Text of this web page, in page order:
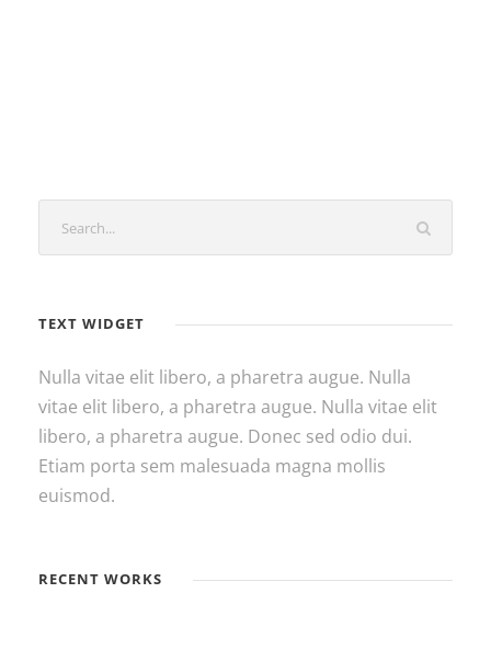
TEXT WIDGET
Nulla vitae elit libero, a pharetra augue. Nulla
vitae elit libero, a pharetra augue. Nulla vitae elit
libero, a pharetra augue. Donec sed odio dui.
Etiam porta sem malesuada magna mollis
euismod.
RECENT WORKS